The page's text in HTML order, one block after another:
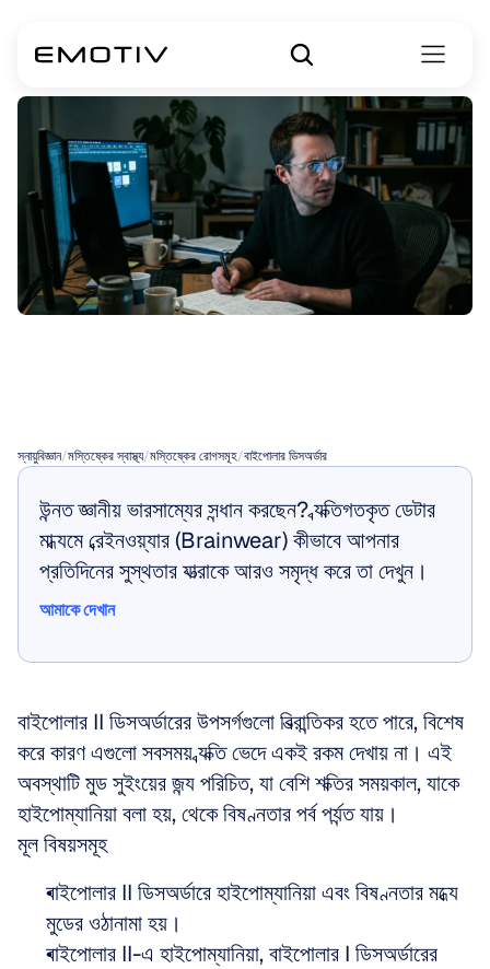
স্নায়ুবিজ্ঞান/মস্তিষ্কের স্বাস্থ্য/মস্তিষ্কের রোগসমূহ/বাইপোলার ডিসঅর্ডার
উন্নত জ্ঞানীয় ভারসাম্যের সন্ধান করছেন? ব্যক্তিগতকৃত ডেটার
মাধ্যমে ব্রেইনওয়্যার (Brainwear) কীভাবে আপনার
প্রতিদিনের সুস্থতার যাত্রাকে আরও সমৃদ্ধ করে তা দেখুন।
আমাকে দেখান
বাইপোলার II ডিসঅর্ডারের উপসর্গগুলো বিভ্রান্তিকর হতে পারে, বিশেষ
করে কারণ এগুলো সবসময় ব্যক্তি ভেদে একই রকম দেখায় না। এই
অবস্থাটি মুড সুইংয়ের জন্য পরিচিত, যা বেশি শক্তির সময়কাল, যাকে
হাইপোম্যানিয়া বলা হয়, থেকে বিষণ্নতার পর্ব পর্যন্ত যায়।
মূল বিষয়সমূহ
বাইপোলার II ডিসঅর্ডারে হাইপোম্যানিয়া এবং বিষণ্নতার মধ্যে
মুডের ওঠানামা হয়।
বাইপোলার II-এ হাইপোম্যানিয়া, বাইপোলার I ডিসঅর্ডারের